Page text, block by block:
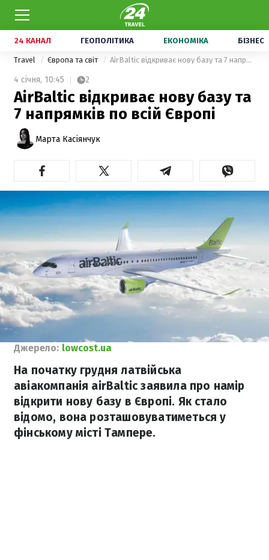
24 КАНАЛ ГЕОПОЛІТИКА ЕКОНОМІКА БІЗНЕС
Travel Європа та світ AirBaltic відкриває нову базу та 7 напрямків по всій Європі
4 січня, 10:45 2
AirBaltic відкриває нову базу та
7 напрямків по всій Європі
Марта Касіянчук
Джерело: lowcost.ua
На початку грудня латвійська
авіакомпанія airBaltic заявила про намір
відкрити нову базу в Європі. Як стало
відомо, вона розташовуватиметься у
фінському місті Тампере.